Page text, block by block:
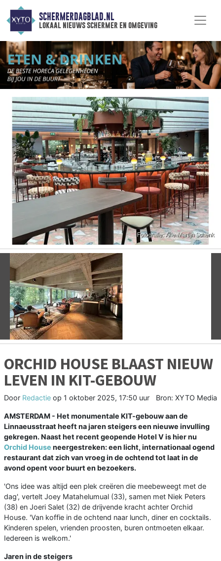
SCHERMERDAGBLAD.NL
lokaal nieuws schermer en omgeving
Vorige
ORCHID HOUSE BLAAST NIEUW
LEVEN IN KIT-GEBOUW
Door Redactie op 1 oktober 2025, 17:50 uur Bron: XYTO Media
AMSTERDAM - Het monumentale KIT-gebouw aan de
Linnaeusstraat heeft na jaren steigers een nieuwe invulling
gekregen. Naast het recent geopende Hotel V is hier nu
Orchid House neergestreken: een licht, internationaal ogend
restaurant dat zich van vroeg in de ochtend tot laat in de
avond opent voor buurt en bezoekers.
'Ons idee was altijd een plek creëren die meebeweegt met de
dag', vertelt Joey Matahelumual (33), samen met Niek Peters
(38) en Joeri Salet (32) de drijvende kracht achter Orchid
House. 'Van koffie in de ochtend naar lunch, diner en cocktails.
Kinderen spelen, vrienden proosten, buren ontmoeten elkaar.
Iedereen is welkom.'
Jaren in de steigers